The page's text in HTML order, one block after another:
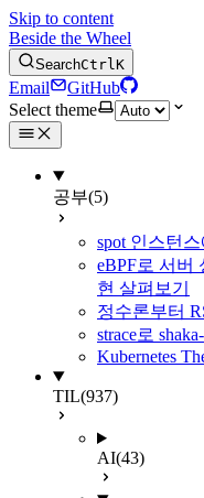
Skip to content
Beside the Wheel
SearchCtrlK
Email
GitHub
Select theme
공부(5)
spot 인스턴
eBPF로 서버
현 살펴보기
정수론부터
strace로
Kubernetes
TIL(937)
AI(43)